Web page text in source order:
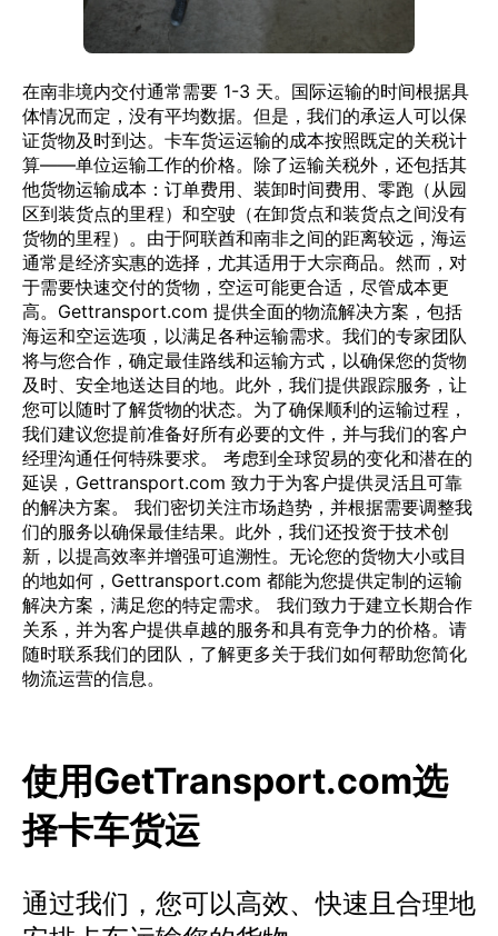
在南非境内交付通常需要 1-3 天。国际运输的时间根据具
体情况而定，没有平均数据。但是，我们的承运人可以保
证货物及时到达。卡车货运运输的成本按照既定的关税计
算——单位运输工作的价格。除了运输关税外，还包括其
他货物运输成本：订单费用、装卸时间费用、零跑（从园
区到装货点的里程）和空驶（在卸货点和装货点之间没有
货物的里程）。由于阿联酋和南非之间的距离较远，海运
通常是经济实惠的选择，尤其适用于大宗商品。然而，对
于需要快速交付的货物，空运可能更合适，尽管成本更
高。Gettransport.com 提供全面的物流解决方案，包括
海运和空运选项，以满足各种运输需求。我们的专家团队
将与您合作，确定最佳路线和运输方式，以确保您的货物
及时、安全地送达目的地。此外，我们提供跟踪服务，让
您可以随时了解货物的状态。为了确保顺利的运输过程，
我们建议您提前准备好所有必要的文件，并与我们的客户
经理沟通任何特殊要求。 考虑到全球贸易的变化和潜在的
延误，Gettransport.com 致力于为客户提供灵活且可靠
的解决方案。 我们密切关注市场趋势，并根据需要调整我
们的服务以确保最佳结果。此外，我们还投资于技术创
新，以提高效率并增强可追溯性。无论您的货物大小或目
的地如何，Gettransport.com 都能为您提供定制的运输
解决方案，满足您的特定需求。 我们致力于建立长期合作
关系，并为客户提供卓越的服务和具有竞争力的价格。请
随时联系我们的团队，了解更多关于我们如何帮助您简化
物流运营的信息。
使用GetTransport.com选
择卡车货运
通过我们，您可以高效、快速且合理地